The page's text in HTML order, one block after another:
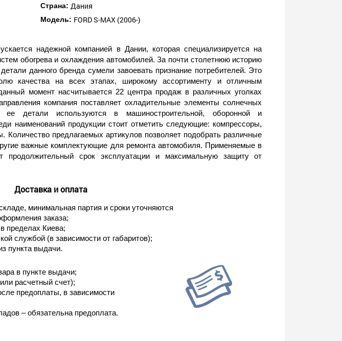
Страна: Дания
Модель: FORD S-MAX (2006-)
надежной компанией в Дании, которая специализируется на
обогрева и охлаждения автомобилей. За почти столетнюю историю
данного бренда сумели завоевать признание потребителей. Это
качества на всех этапах, широкому ассортименту и отличным
момент насчитывается 22 центра продаж в различных уголках
компания поставляет охладительные элементы солнечных
детали используются в машиностроительной, оборонной и
наименований продукции стоит отметить следующие: компрессоры,
Количество предлагаемых артикулов позволяет подобрать различные
важные комплектующие для ремонта автомобиля. Применяемые в
продолжительный срок эксплуатации и максимальную защиту от
Доставка и оплата
минимальная партия и сроки уточняются
заказа;
пределах Киева;
службой (в зависимости от габаритов);
пункта выдачи.
в пункте выдачи;
расчетный счет);
предоплаты, в зависимости
– обязательна предоплата.